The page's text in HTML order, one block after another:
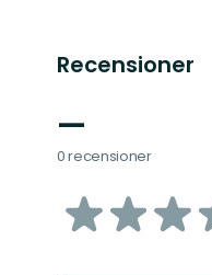
Recensioner
—
0 recensioner
av